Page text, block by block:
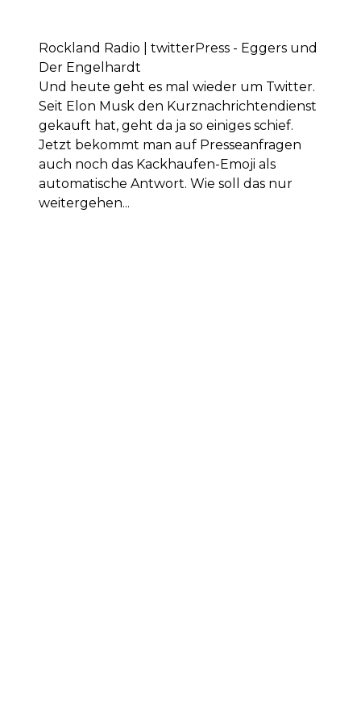
Rockland Radio | twitterPress - Eggers und
Der Engelhardt
Und heute geht es mal wieder um Twitter.
Seit Elon Musk den Kurznachrichtendienst
gekauft hat, geht da ja so einiges schief.
Jetzt bekommt man auf Presseanfragen
auch noch das Kackhaufen-Emoji als
automatische Antwort. Wie soll das nur
weitergehen...